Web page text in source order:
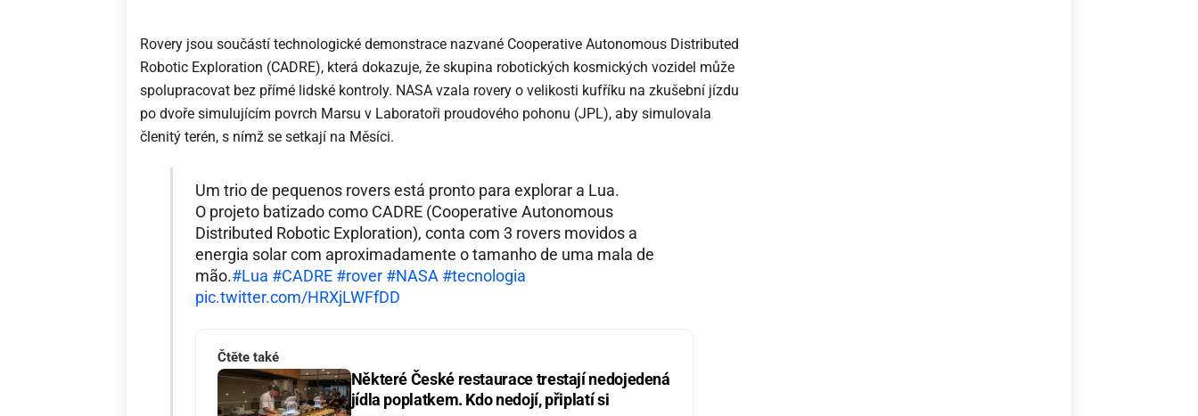
Rovery jsou součástí technologické demonstrace nazvané Cooperative Autonomous Distributed
Robotic Exploration (CADRE), která dokazuje, že skupina robotických kosmických vozidel může
spolupracovat bez přímé lidské kontroly. NASA vzala rovery o velikosti kufříku na zkušební jízdu
po dvoře simulujícím povrch Marsu v Laboratoři proudového pohonu (JPL), aby simulovala
členitý terén, s nímž se setkají na Měsíci.
Um trio de pequenos rovers está pronto para explorar a Lua.
O projeto batizado como CADRE (Cooperative Autonomous
Distributed Robotic Exploration), conta com 3 rovers movidos a
energia solar com aproximadamente o tamanho de uma mala de
mão.#Lua #CADRE #rover #NASA #tecnologia
pic.twitter.com/HRXjLWFfDD
Čtěte také
Některé České restaurace trestají nedojedená
jídla poplatkem. Kdo nedojí, připlatí si